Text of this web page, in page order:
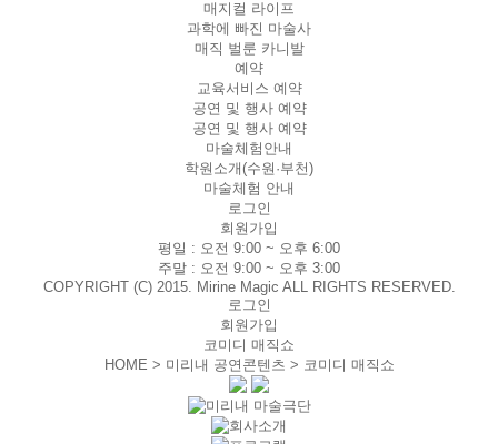
매지컬 라이프
과학에 빠진 마술사
매직 벌룬 카니발
예약
교육서비스 예약
공연 및 행사 예약
공연 및 행사 예약
마술체험안내
학원소개(수원·부천)
마술체험 안내
로그인
회원가입
평일 : 오전 9:00 ~ 오후 6:00
주말 : 오전 9:00 ~ 오후 3:00
COPYRIGHT (C) 2015. Mirine Magic ALL RIGHTS RESERVED.
로그인
회원가입
코미디 매직쇼
HOME > 미리내 공연콘텐츠 > 코미디 매직쇼